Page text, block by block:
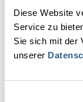
Diese Website
Service zu
Sie sich mit der
unserer